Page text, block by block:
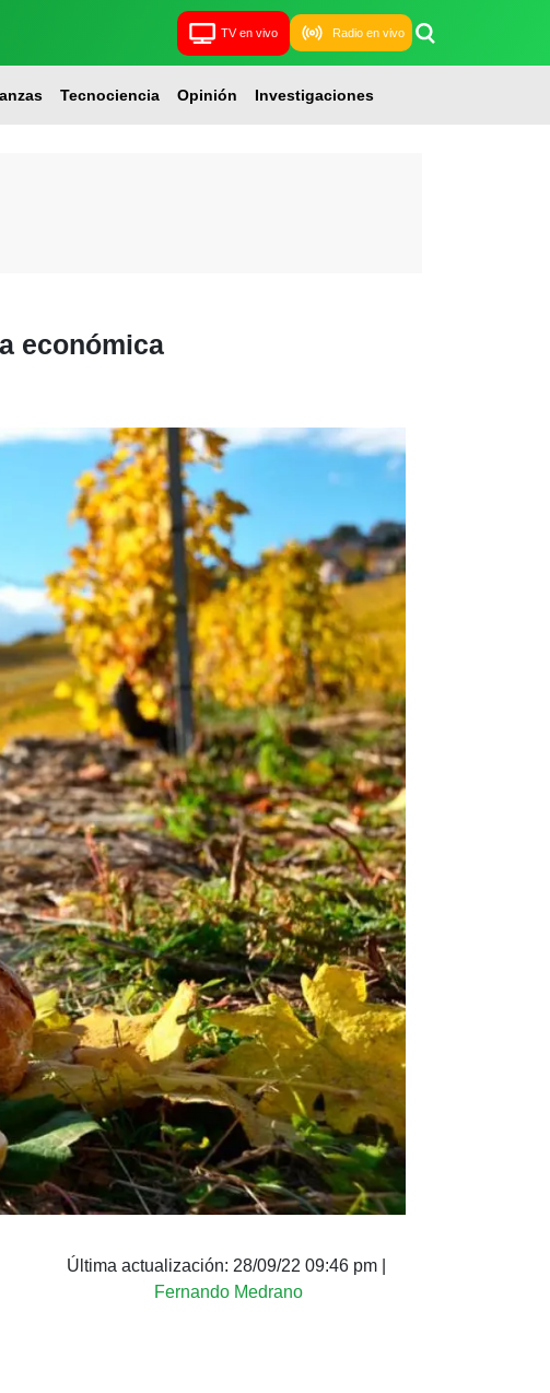
TV en vivo Radio en vivo
Tecnociencia Opinión Investigaciones
económica
Última actualización: 28/09/22 09:46 pm
Fernando Medrano